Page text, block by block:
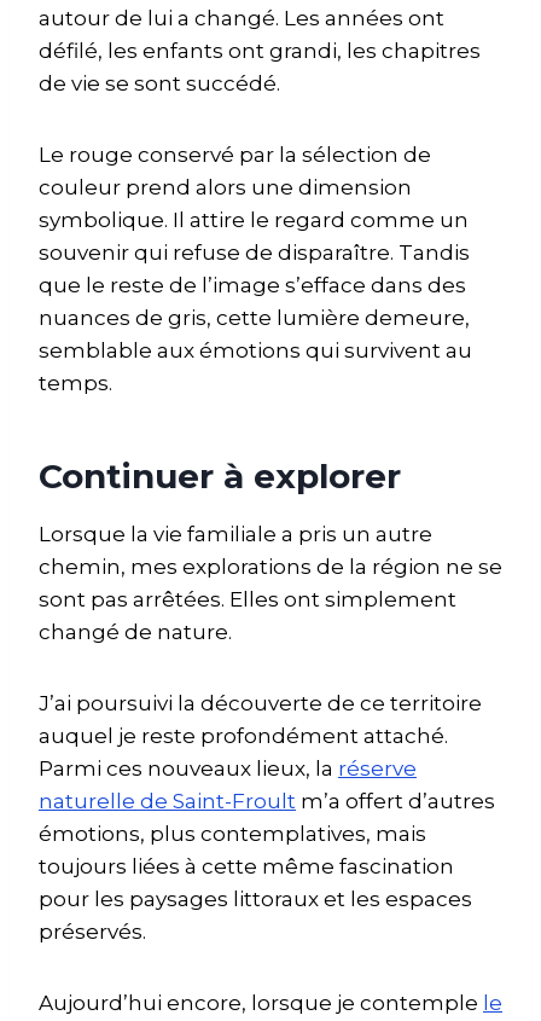
autour de lui a changé. Les années ont
défilé, les enfants ont grandi, les chapitres
de vie se sont succédé.
Le rouge conservé par la sélection de
couleur prend alors une dimension
symbolique. Il attire le regard comme un
souvenir qui refuse de disparaître. Tandis
que le reste de l’image s’efface dans des
nuances de gris, cette lumière demeure,
semblable aux émotions qui survivent au
temps.
Continuer à explorer
Lorsque la vie familiale a pris un autre
chemin, mes explorations de la région ne se
sont pas arrêtées. Elles ont simplement
changé de nature.
J’ai poursuivi la découverte de ce territoire
auquel je reste profondément attaché.
Parmi ces nouveaux lieux, la réserve
naturelle de Saint-Froult m’a offert d’autres
émotions, plus contemplatives, mais
toujours liées à cette même fascination
pour les paysages littoraux et les espaces
préservés.
Aujourd’hui encore, lorsque je contemple le